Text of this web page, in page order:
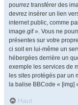
pourrez transférer des
devrez insérer un lien
internet public, comme
image.gif ». Vous ne
présentes sur votre
ci soit en lui-même un
hébergées derrière un
exemple les services de
les sites protégés par un
la balise BBCode « [img]
Haut